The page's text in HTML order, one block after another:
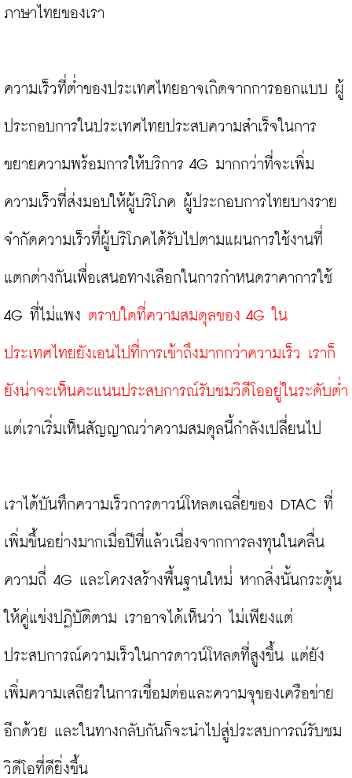
ภาษาไทยของเรา
ความเร็วที่ต่ำของประเทศไทยอาจเกิดจากการออกแบบ ผู้
ประกอบการในประเทศไทยประสบความสำเร็จ ในการ
ขยายความพร้อมการให้บริการ 4G มากกว่าที่จะเพิ่ม
ความเร็วที่ส่งมอบให้ผู้บริโภค ผู้ประกอบการไทยบางราย
จำกัดความเร็วที่ผู้บริโภคได้รับ ไปตามแผนการใช้งานที่
แตกต่างกันเพื่อเสนอทางเลือกในการกำหนดราคาการใช้
4G ที่ไม่แพง ตราบใดที่ความสมดุลของ 4G ใน
ประเทศไทยยังเอนไปที่การเข้าถึงมากกว่าความเร็ว เราก็
ยังน่าจะเห็นคะแนนประสบการณ์รับชมวิดีโออยู่ในระดับต่ำ
แต่เราเริ่มเห็นสัญญาณว่าความสมดุลนี้กำลังเปลี่ยนไป
เราได้บันทึกความเร็วการดาวน์โหลดเฉลี่ยของ DTAC ที่
เพิ่มขึ้นอย่างมากเมื่อปีที่แล้วเนื่องจากการลงทุนในคลื่น
ความถี่ 4G และโครงสร้างพื้นฐานใหม่ ่ หากสิ่งนั้นกระตุ้น
ให้คู่แข่งปฏิบัติตาม เราอาจได้เห็นว่า ไม่เพียงแต่
ประสบการณ์ความเร็วในการดาวน์โหลดที่สูงขึ้น แต่ยัง
เพิ่มความเสถียรในการเชื่อมต่อและความจุของเครือข่าย
อีกด้วย และในทางกลับกันก็จะนำไปสู่ประสบการณ์รับชม
วิดีโอที่ดียิ่งขึ้น